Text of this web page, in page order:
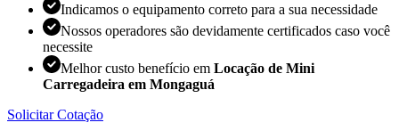
Indicamos o equipamento correto para a sua necessidade
Nossos operadores são devidamente certificados caso você
necessite
Melhor custo benefício em Locação de Mini
Carregadeira em Mongaguá
Solicitar Cotação